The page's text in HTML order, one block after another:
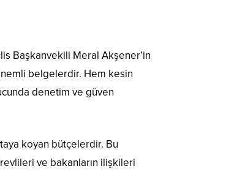
Başkanvekili Meral Akşener’in
belgelerdir. Hem kesin
denetim ve güven
koyan bütçelerdir. Bu
ve bakanların ilişkileri